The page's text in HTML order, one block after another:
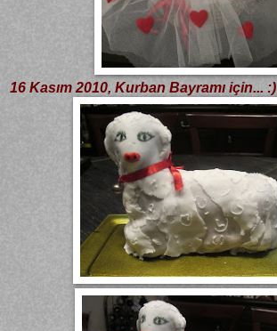
16 Kasım 2010, Kurban Bayramı için... :)